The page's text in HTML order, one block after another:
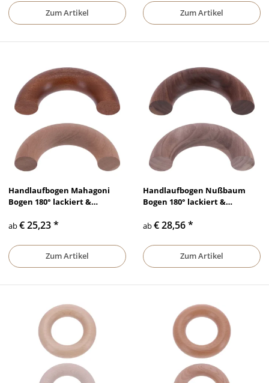
Zum Artikel Zum Artikel
Handlaufbogen Mahagoni
Bogen 180° lackiert &
mm
ab€ 25,23*
Zum Artikel
Handlaufbogen Nußbaum
Bogen 180° lackiert &
mm
ab€ 28,56*
Zum Artikel